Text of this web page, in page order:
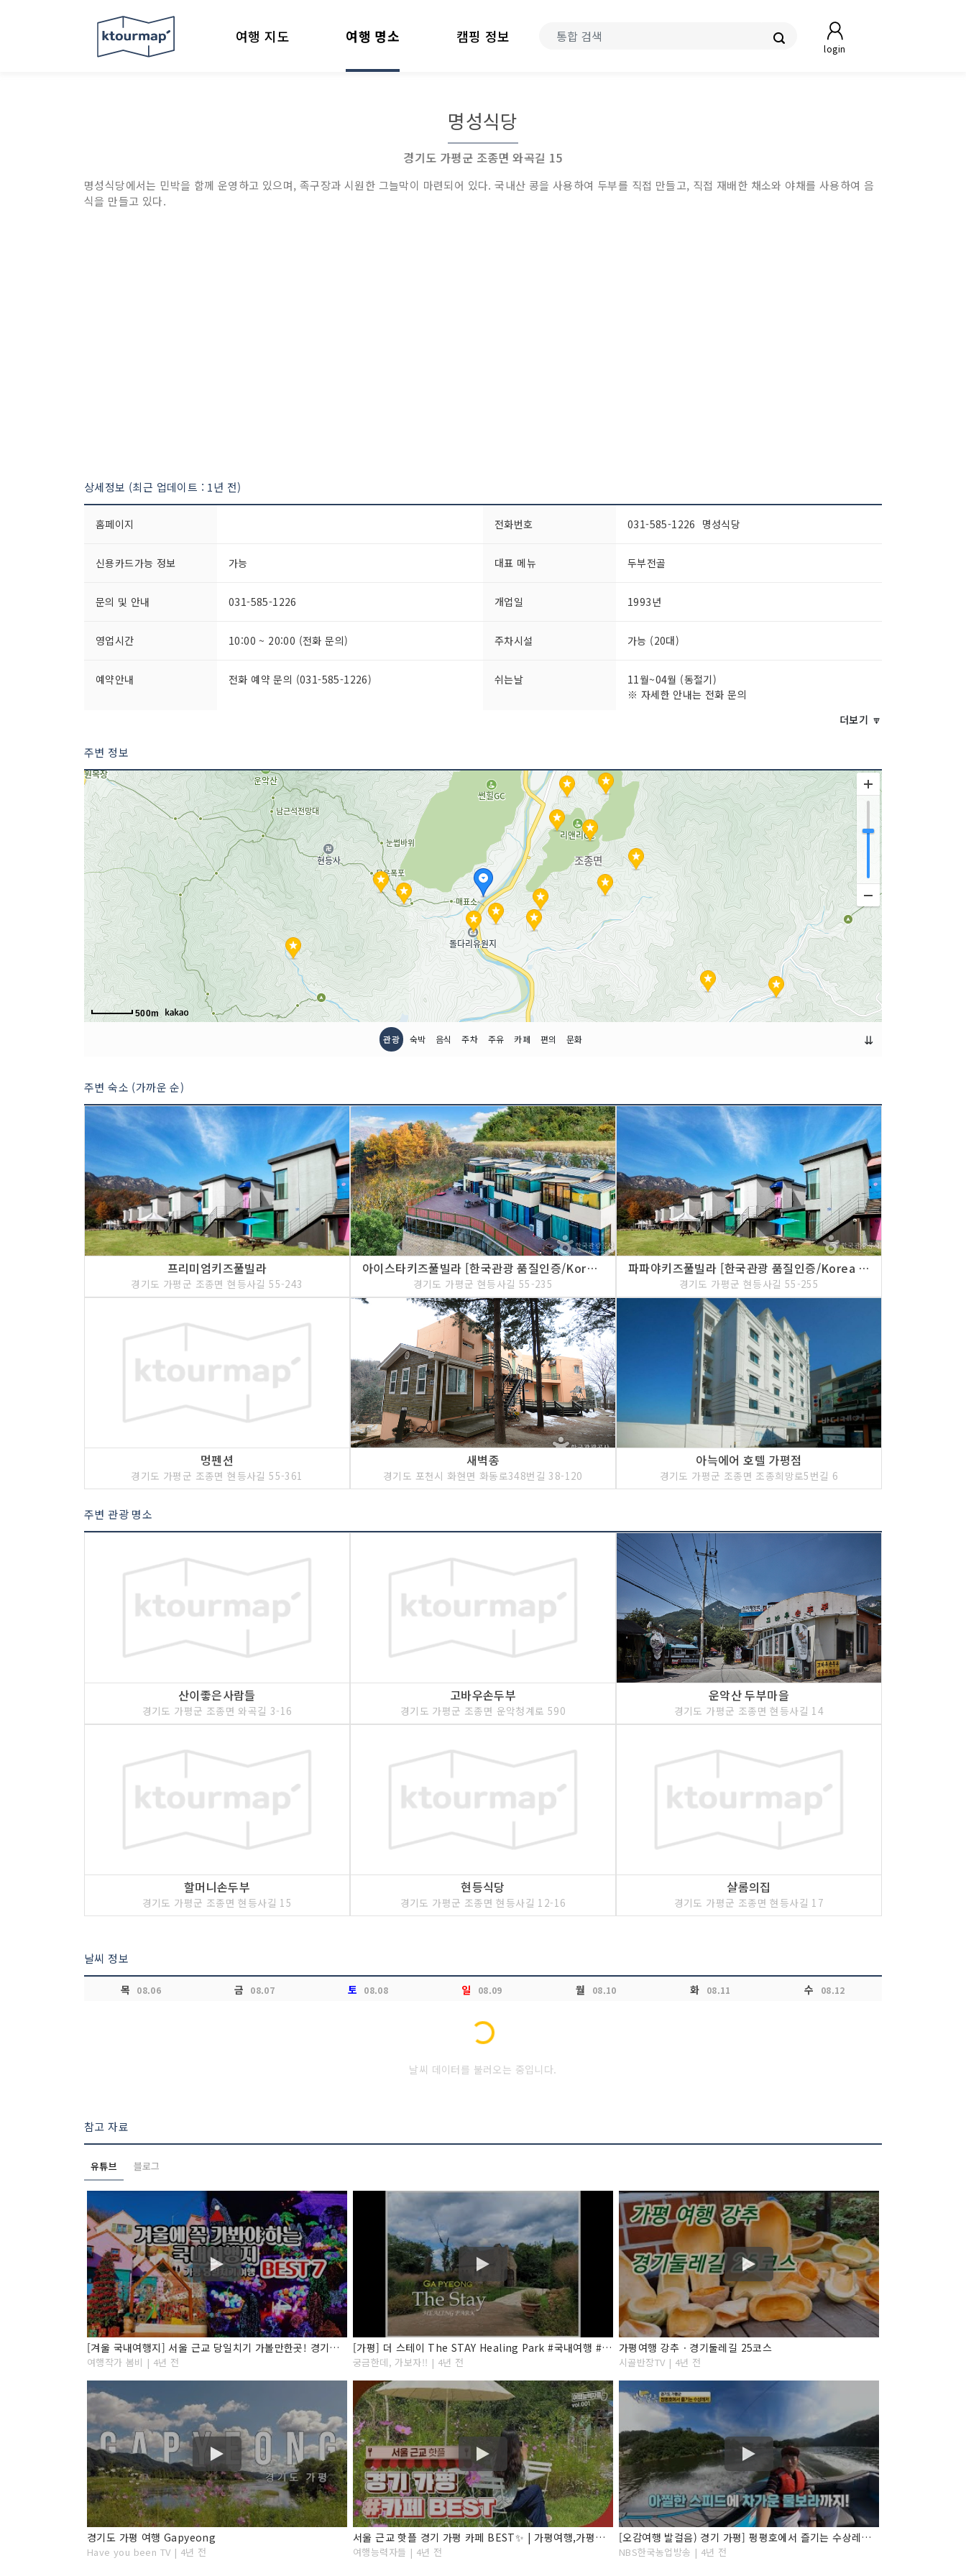
login
여행 지도 여행 명소 캠핑 정보
명성식당
경기도 가평군 조종면 와곡길 15
명성식당에서는 민박을 함께 운영하고 있으며, 족구장과 시원한 그늘막이 마련되어 있다. 국내산 콩을 사용하여 두부를 직접 만들고, 직접 재배한 채소와 야채를 사용하여 음
식을 만들고 있다.
상세정보 (최근 업데이트 : 1년 전)
홈페이지 전화번호 031-585-1226 명성식당
신용카드가능 정보 가능 대표 메뉴 두부전골
문의 및 안내 031-585-1226 개업일 1993년
영업시간 10:00 ~ 20:00 (전화 문의) 주차시설 가능 (20대)
예약안내 전화 예약 문의 (031-585-1226) 쉬는날
11월~04월 (동절기)
※ 자세한 안내는 전화 문의
인허가번호 19950377055
더보기 🔽
주변 정보
500m
관광 숙박 음식 주차 주유 카페 편의 문화 ⇊
주변 숙소 (가까운 순)
프리미엄키즈풀빌라
경기도 가평군 조종면 현등사길 55-243
아이스타키즈풀빌라 [한국관광 품질인증/Korea Quality]
경기도 가평군 현등사길 55-235
파파야키즈풀빌라 [한국관광 품질인증/Korea Quality]
경기도 가평군 현등사길 55-255
멍펜션
경기도 가평군 조종면 현등사길 55-361
새벽종
경기도 포천시 화현면 화동로348번길 38-120
아늑에어 호텔 가평점
경기도 가평군 조종면 조종희망로5번길 6
주변 관광 명소
산이좋은사람들
경기도 가평군 조종면 와곡길 3-16
고바우손두부
경기도 가평군 조종면 운악청계로 590
운악산 두부마을
경기도 가평군 조종면 현등사길 14
할머니손두부
경기도 가평군 조종면 현등사길 15
현등식당
경기도 가평군 조종면 현등사길 12-16
샬롬의집
경기도 가평군 조종면 현등사길 17
날씨 정보
목 08.06 금 08.07 토 08.08 일 08.09 월 08.10 화 08.11 수 08.12
Loading...
날씨 데이터를 불러오는 중입니다.
참고 자료
유튜브 블로그
[겨울 국내여행지] 서울 근교 당일치기 가볼만한곳! 경기도 가평 여행 BEST7 아침고요수목원/오색별빛정원전
여행작가 봄비 | 4년 전
[가평] 더 스테이 The STAY Healing Park #국내여행 #경기여행 #가평여행
궁금한데, 가보자!! | 4년 전
가평여행 강추ㆍ경기둘레길 25코스
시골반장TV | 4년 전
경기도 가평 여행 Gapyeong
Have you been TV | 4년 전
서울 근교 핫플 경기 가평 카페 BEST✨ | 가평여행,가평가볼만한곳,가평여행코스,경기도가볼만한곳, 서울근교가볼만한곳,가평카페,서울근교드라이브,서울근교카페,경기도카페,가평데이트
여행능력자들 | 4년 전
[오감여행 발걸음) 경기 가평] 펑평호에서 즐기는 수상레저 ''
NBS한국농업방송 | 4년 전